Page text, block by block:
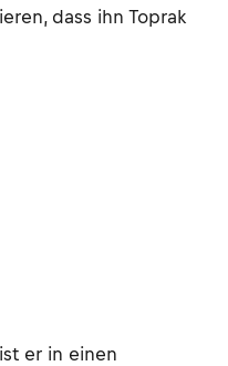
dass ihn Toprak
er in einen